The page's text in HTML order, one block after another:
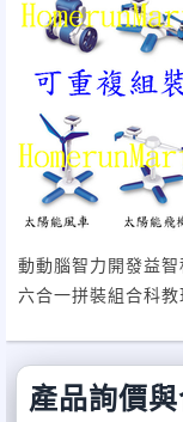
動動腦智力開發益
六合一拼裝組合科教
產品詢價